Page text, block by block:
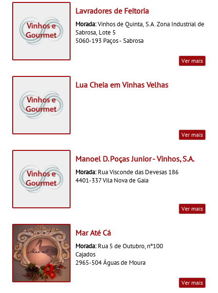
Lavradores de Feitoria
Morada:Vinhos de Quinta, S.A. Zona Industrial de
Sabrosa, Lote 5
5060-193 Paços - Sabrosa
Ver mais
Lua Cheia em Vinhas Velhas
Ver mais
Manoel D. Poças Junior - Vinhos, S.A.
Morada: Rua Visconde das Devesas 186
4401-337 Vila Nova de Gaia
Ver mais
Mar Até Cá
Morada: Rua 5 de Outubro, nº100
Cajados
2965-504 Águas de Moura
Ver mais